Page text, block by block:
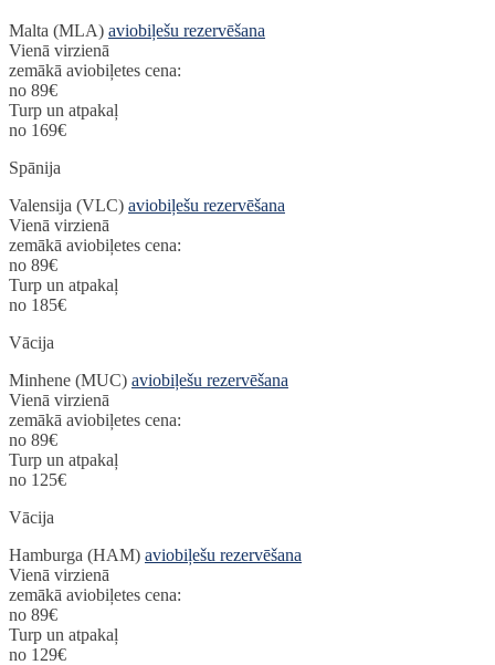
Malta (MLA) aviobiļešu rezervēšana
Vienā virzienā
zemākā aviobiļetes cena:
no 89€
Turp un atpakaļ
no 169€
Spānija
Valensija (VLC) aviobiļešu rezervēšana
Vienā virzienā
zemākā aviobiļetes cena:
no 89€
Turp un atpakaļ
no 185€
Vācija
Minhene (MUC) aviobiļešu rezervēšana
Vienā virzienā
zemākā aviobiļetes cena:
no 89€
Turp un atpakaļ
no 125€
Vācija
Hamburga (HAM) aviobiļešu rezervēšana
Vienā virzienā
zemākā aviobiļetes cena:
no 89€
Turp un atpakaļ
no 129€